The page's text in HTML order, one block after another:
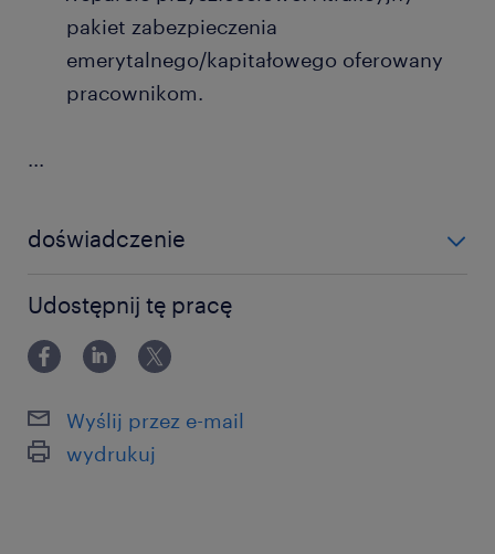
pakiet zabezpieczenia
emerytalnego/kapitałowego oferowany
pracownikom.
...
doświadczenie
Udostępnij tę pracę
Wyślij przez e-mail
wydrukuj